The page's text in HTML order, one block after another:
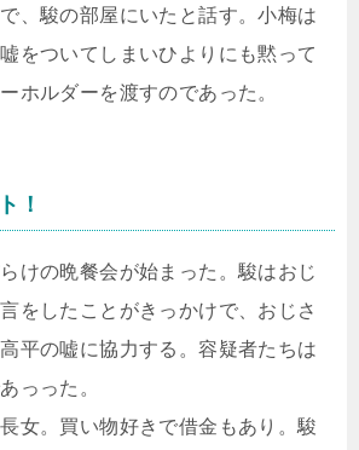
、駿の部屋にいたと話す。小梅は
をついてしまいひよりにも黙って
ホルダーを渡すのであった。
！
けの晩餐会が始まった。駿はおじ
をしたことがきっかけで、おじさ
平の嘘に協力する。容疑者たちは
っった。
女。買い物好きで借金もあり。駿